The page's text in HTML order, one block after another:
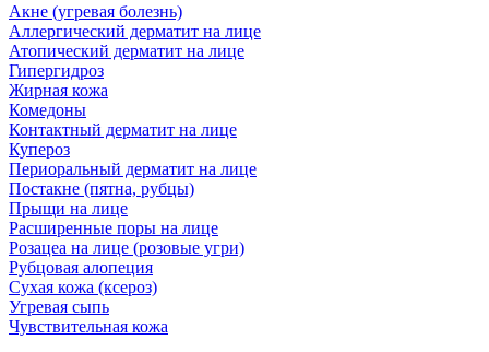
Акне (угревая болезнь)
Аллергический дерматит на лице
Атопический дерматит на лице
Гипергидроз
Жирная кожа
Комедоны
Контактный дерматит на лице
Купероз
Периоральный дерматит на лице
Постакне (пятна, рубцы)
Прыщи на лице
Расширенные поры на лице
Розацеа на лице (розовые угри)
Рубцовая алопеция
Сухая кожа (ксероз)
Угревая сыпь
Чувствительная кожа